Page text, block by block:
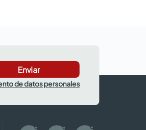
Enviar
de datos personales